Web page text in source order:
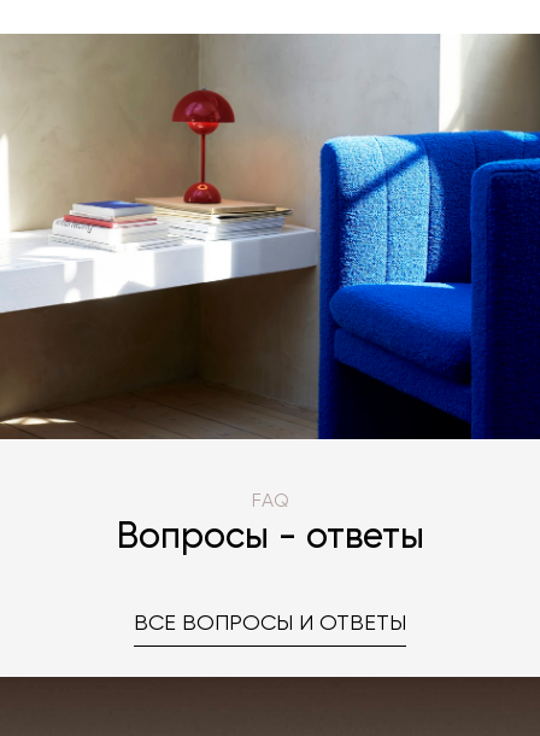
FAQ
Вопросы - ответы
ВСЕ ВОПРОСЫ И ОТВЕТЫ